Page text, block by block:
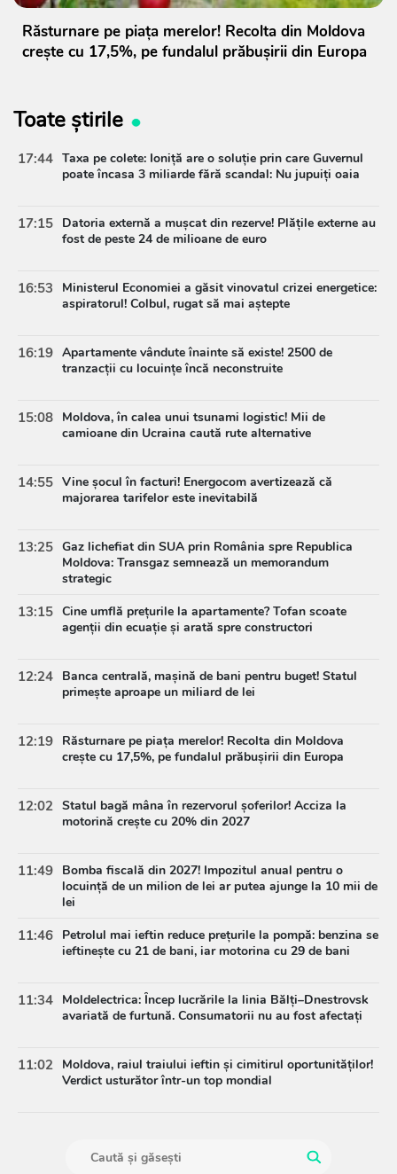
Răsturnare pe piața merelor! Recolta din Moldova
crește cu 17,5%, pe fundalul prăbușirii din Europa
Toate știrile
17:44 Taxa pe colete: Ioniță are o soluție prin care Guvernul
poate încasa 3 miliarde fără scandal: Nu jupuiți oaia
17:15 Datoria externă a mușcat din rezerve! Plățile externe au
fost de peste 24 de milioane de euro
16:53
Ministerul Economiei a găsit vinovatul crizei energetice:
aspiratorul! Colbul, rugat să mai aștepte
16:19 Apartamente vândute înainte să existe! 2500 de
tranzacții cu locuințe încă neconstruite
15:08 Moldova, în calea unui tsunami logistic! Mii de
camioane din Ucraina caută rute alternative
14:55 Vine șocul în facturi! Energocom avertizează că
majorarea tarifelor este inevitabilă
13:25 Gaz lichefiat din SUA prin România spre Republica
Moldova: Transgaz semnează un memorandum
strategic
13:15 Cine umflă prețurile la apartamente? Tofan scoate
agenții din ecuație și arată spre constructori
12:24 Banca centrală, mașină de bani pentru buget! Statul
primește aproape un miliard de lei
12:19 Răsturnare pe piața merelor! Recolta din Moldova
crește cu 17,5%, pe fundalul prăbușirii din Europa
12:02 Statul bagă mâna în rezervorul șoferilor! Acciza la
motorină crește cu 20% din 2027
11:49 Bomba fiscală din 2027! Impozitul anual pentru o
locuință de un milion de lei ar putea ajunge la 10 mii de
lei
11:46 Petrolul mai ieftin reduce prețurile la pompă: benzina se
ieftinește cu 21 de bani, iar motorina cu 29 de bani
11:34 Moldelectrica: Încep lucrările la linia Bălți–Dnestrovsk
avariată de furtună. Consumatorii nu au fost afectați
11:02 Moldova, raiul traiului ieftin și cimitirul oportunităților!
Verdict usturător într-un top mondial